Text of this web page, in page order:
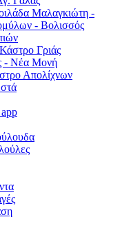
Μαλαγκιώτη -
- Βολισσός
Γριάς
- Νέα Μονή
Απολίχνων